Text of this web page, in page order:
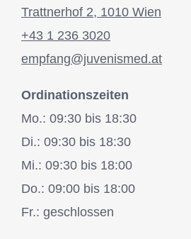
Trattnerhof 2, 1010 Wien
+43 1 236 3020
empfang@juvenismed.at
Ordinationszeiten
Mo.: 09:30 bis 18:30
Di.: 09:30 bis 18:30
Mi.: 09:30 bis 18:00
Do.: 09:00 bis 18:00
Fr.: geschlossen